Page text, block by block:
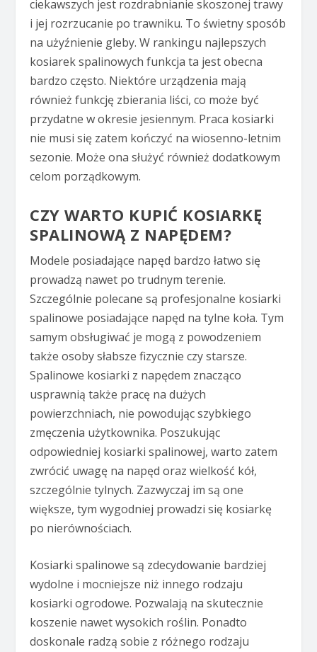
ciekawszych jest rozdrabnianie skoszonej trawy
i jej rozrzucanie po trawniku. To świetny sposób
na użyźnienie gleby. W rankingu najlepszych
kosiarek spalinowych funkcja ta jest obecna
bardzo często. Niektóre urządzenia mają
również funkcję zbierania liści, co może być
przydatne w okresie jesiennym. Praca kosiarki
nie musi się zatem kończyć na wiosenno-letnim
sezonie. Może ona służyć również dodatkowym
celom porządkowym.
CZY WARTO KUPIĆ KOSIARKĘ
SPALINOWĄ Z NAPĘDEM?
Modele posiadające napęd bardzo łatwo się
prowadzą nawet po trudnym terenie.
Szczególnie polecane są profesjonalne kosiarki
spalinowe posiadające napęd na tylne koła. Tym
samym obsługiwać je mogą z powodzeniem
także osoby słabsze fizycznie czy starsze.
Spalinowe kosiarki z napędem znacząco
usprawnią także pracę na dużych
powierzchniach, nie powodując szybkiego
zmęczenia użytkownika. Poszukując
odpowiedniej kosiarki spalinowej, warto zatem
zwrócić uwagę na napęd oraz wielkość kół,
szczególnie tylnych. Zazwyczaj im są one
większe, tym wygodniej prowadzi się kosiarkę
po nierównościach.
Kosiarki spalinowe są zdecydowanie bardziej
wydolne i mocniejsze niż innego rodzaju
kosiarki ogrodowe. Pozwalają na skutecznie
koszenie nawet wysokich roślin. Ponadto
doskonale radzą sobie z różnego rodzaju